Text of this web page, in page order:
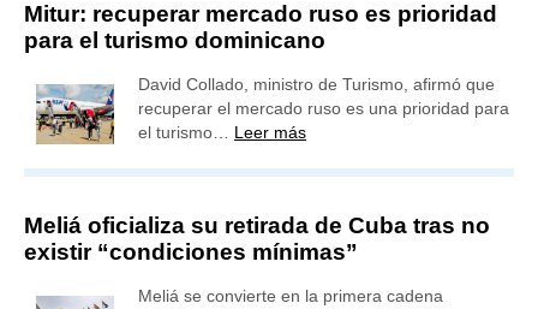
Mitur: recuperar mercado ruso es prioridad
para el turismo dominicano
David Collado, ministro de Turismo, afirmó que
recuperar el mercado ruso es una prioridad para
el turismo… Leer más
Meliá oficializa su retirada de Cuba tras no
existir “condiciones mínimas”
Meliá se convierte en la primera cadena